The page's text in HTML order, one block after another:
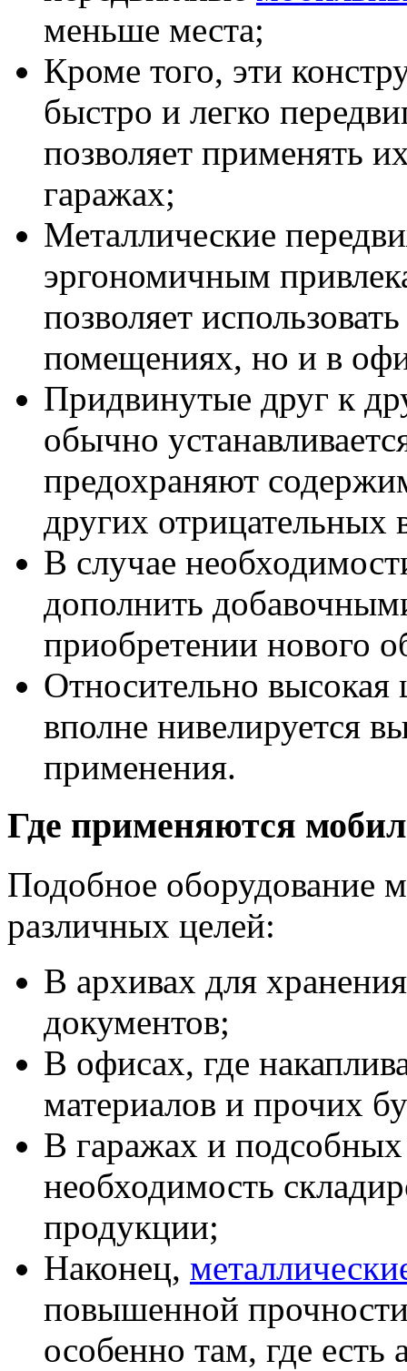
меньше места;
Кроме того, эти
быстро и легко
позволяет применять
гаражах;
Металлические
эргономичным
позволяет
помещениях, но и в
Придвинутые друг к
обычно
предохраняют
других отрицательных
В случае
дополнить
приобретении нового
Относительно
вполне нивелируется
применения.
Где применяются
Подобное оборудование
различных целей:
В архивах для
документов;
В офисах, где
материалов и прочих
В гаражах и
необходимость
продукции;
Наконец,
повышенной
особенно там, где